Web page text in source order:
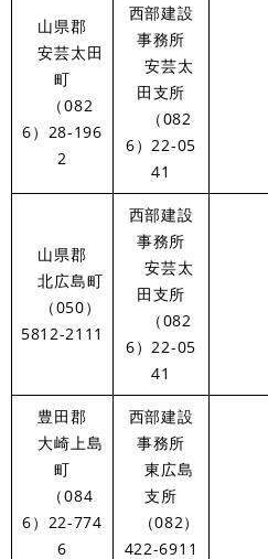
山県郡
安芸太田
町
（082
6）28-196
2
西部建設
事務所
安芸太
田支所
（082
6）22-05
41
山県郡
北広島町
（050）
5812-2111
西部建設
事務所
安芸太
田支所
（082
6）22-05
41
豊田郡
大崎上島
町
（084
6）22-774
6
西部建設
事務所
東広島
支所
（082）
422-6911